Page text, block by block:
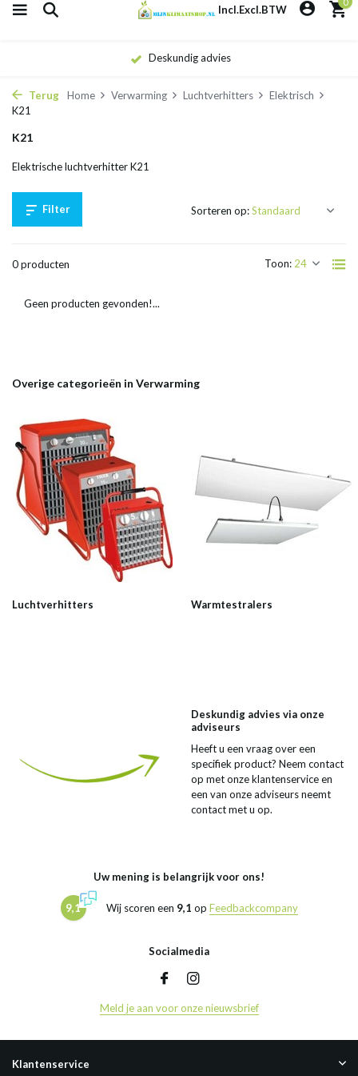
Incl.Excl.BTW
Deskundig advies
Terug Home Verwarming Luchtverhitters
Elektrisch
K21
K21
Elektrische luchtverhitter K21
Filter
0 producten Toon:
Sorteren op:
Geen producten gevonden!...
Overige categorieën in Verwarming
Luchtverhitters Warmtestralers
Deskundig advies via onze
adviseurs
Heeft u een vraag over een
specifiek product? Neem contact
op met onze klantenservice en
een van onze adviseurs neemt
contact met u op.
Uw mening is belangrijk voor ons!
9,1 Wij scoren een 9,1 op Feedbackcompany
Socialmedia
Meld je aan voor onze nieuwsbrief
Klantenservice